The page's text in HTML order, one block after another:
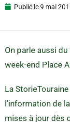
Publié le9 mai
On parle aussi
week-end Place
La
l’information de
mises à jour dès